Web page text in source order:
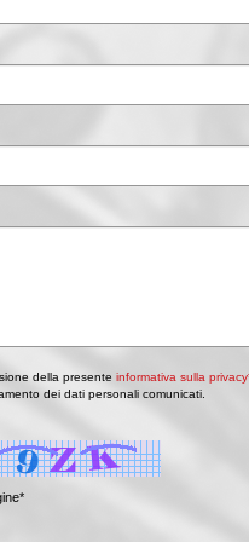
della presente informativa sulla
dei dati personali comunicati.